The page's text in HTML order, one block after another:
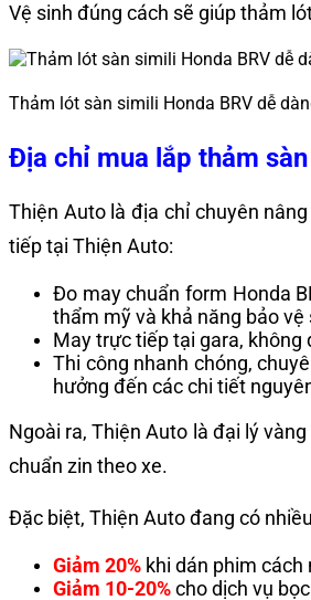
Vệ sinh đúng cách sẽ giúp thảm
Thảm lót sàn simili Honda BRV dễ
Địa chỉ mua lắp thảm
Thiện Auto là địa chỉ chuyên
tiếp tại Thiện Auto:
Đo may chuẩn form Honda
thẩm mỹ và khả năng bảo vệ
May trực tiếp tại gara, không
Thi công nhanh chóng,
hưởng đến các chi tiết
Ngoài ra, Thiện Auto là đại lý
chuẩn zin theo xe.
Đặc biệt, Thiện Auto đang có
Giảm 20% khi dán phim cách
Giảm 10-20%cho dịch vụ